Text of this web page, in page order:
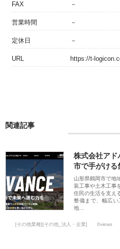
FAX －
営業時間 －
定休日 －
URL https://t-
関連記事
株式会社アド
市で手がける
山形県鶴岡市で地
装工事や土木工事
住民の生活を支え
整備まで、幅広い
地…
[その他業種][その他_法人・企業] 0views